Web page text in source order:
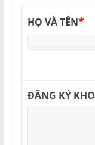
HỌ VÀ TÊN*
ĐĂNG KÝ